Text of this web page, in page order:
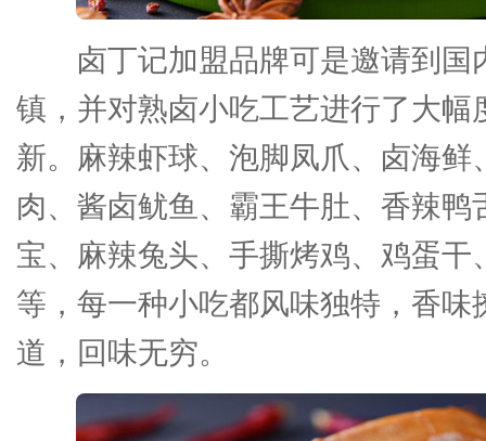
卤丁记加盟品牌可是邀请到国
镇，并对熟卤小吃工艺进行了大幅
新。麻辣虾球、泡脚凤爪、卤海鲜
肉、酱卤鱿鱼、霸王牛肚、香辣鸭
宝、麻辣兔头、手撕烤鸡、鸡蛋干
等，每一种小吃都风味独特，香味
道，回味无穷。